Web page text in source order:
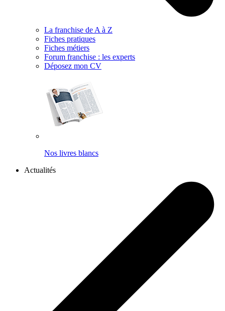
La franchise de A à Z
Fiches pratiques
Fiches métiers
Forum franchise : les experts
Déposez mon CV
Nos livres blancs
Actualités